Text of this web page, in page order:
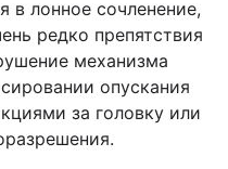
в лонное сочленение,
редко препятствия
механизма
опускания
за головку или